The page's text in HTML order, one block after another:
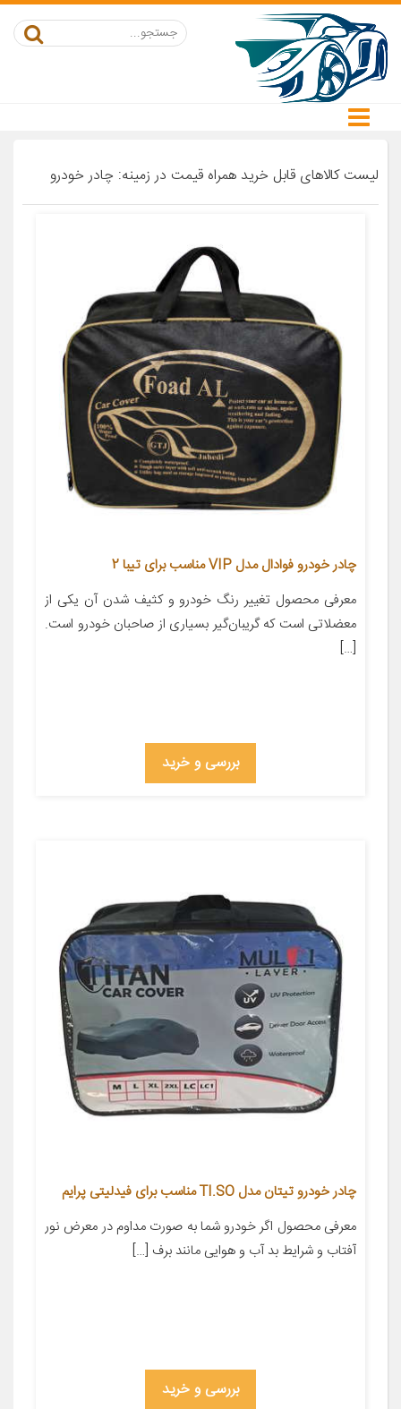
لیست کالاهای قابل خرید همراه قیمت در زمینه: چادر خودرو
چادر خودرو فوادال مدل VIP مناسب برای تیبا 2
معرفی محصول تغییر رنگ خودرو و کثیف شدن آن یکی از
معضلاتی است که گریبان‌گیر بسیاری از صاحبان خودرو است.
[…]
بررسی و خرید
چادر خودرو تیتان مدل TI.SO مناسب برای فیدلیتی پرایم
معرفی محصول اگر خودرو شما به صورت مداوم در معرض نور
آفتاب و شرایط بد آب و هوایی مانند برف […]
بررسی و خرید